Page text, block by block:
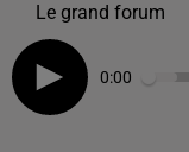
Le grand forum
0:00